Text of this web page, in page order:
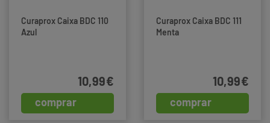
Curaprox Caixa BDC 110
Azul
comprar
10,99€
Curaprox Caixa BDC 111
Menta
comprar
10,99€